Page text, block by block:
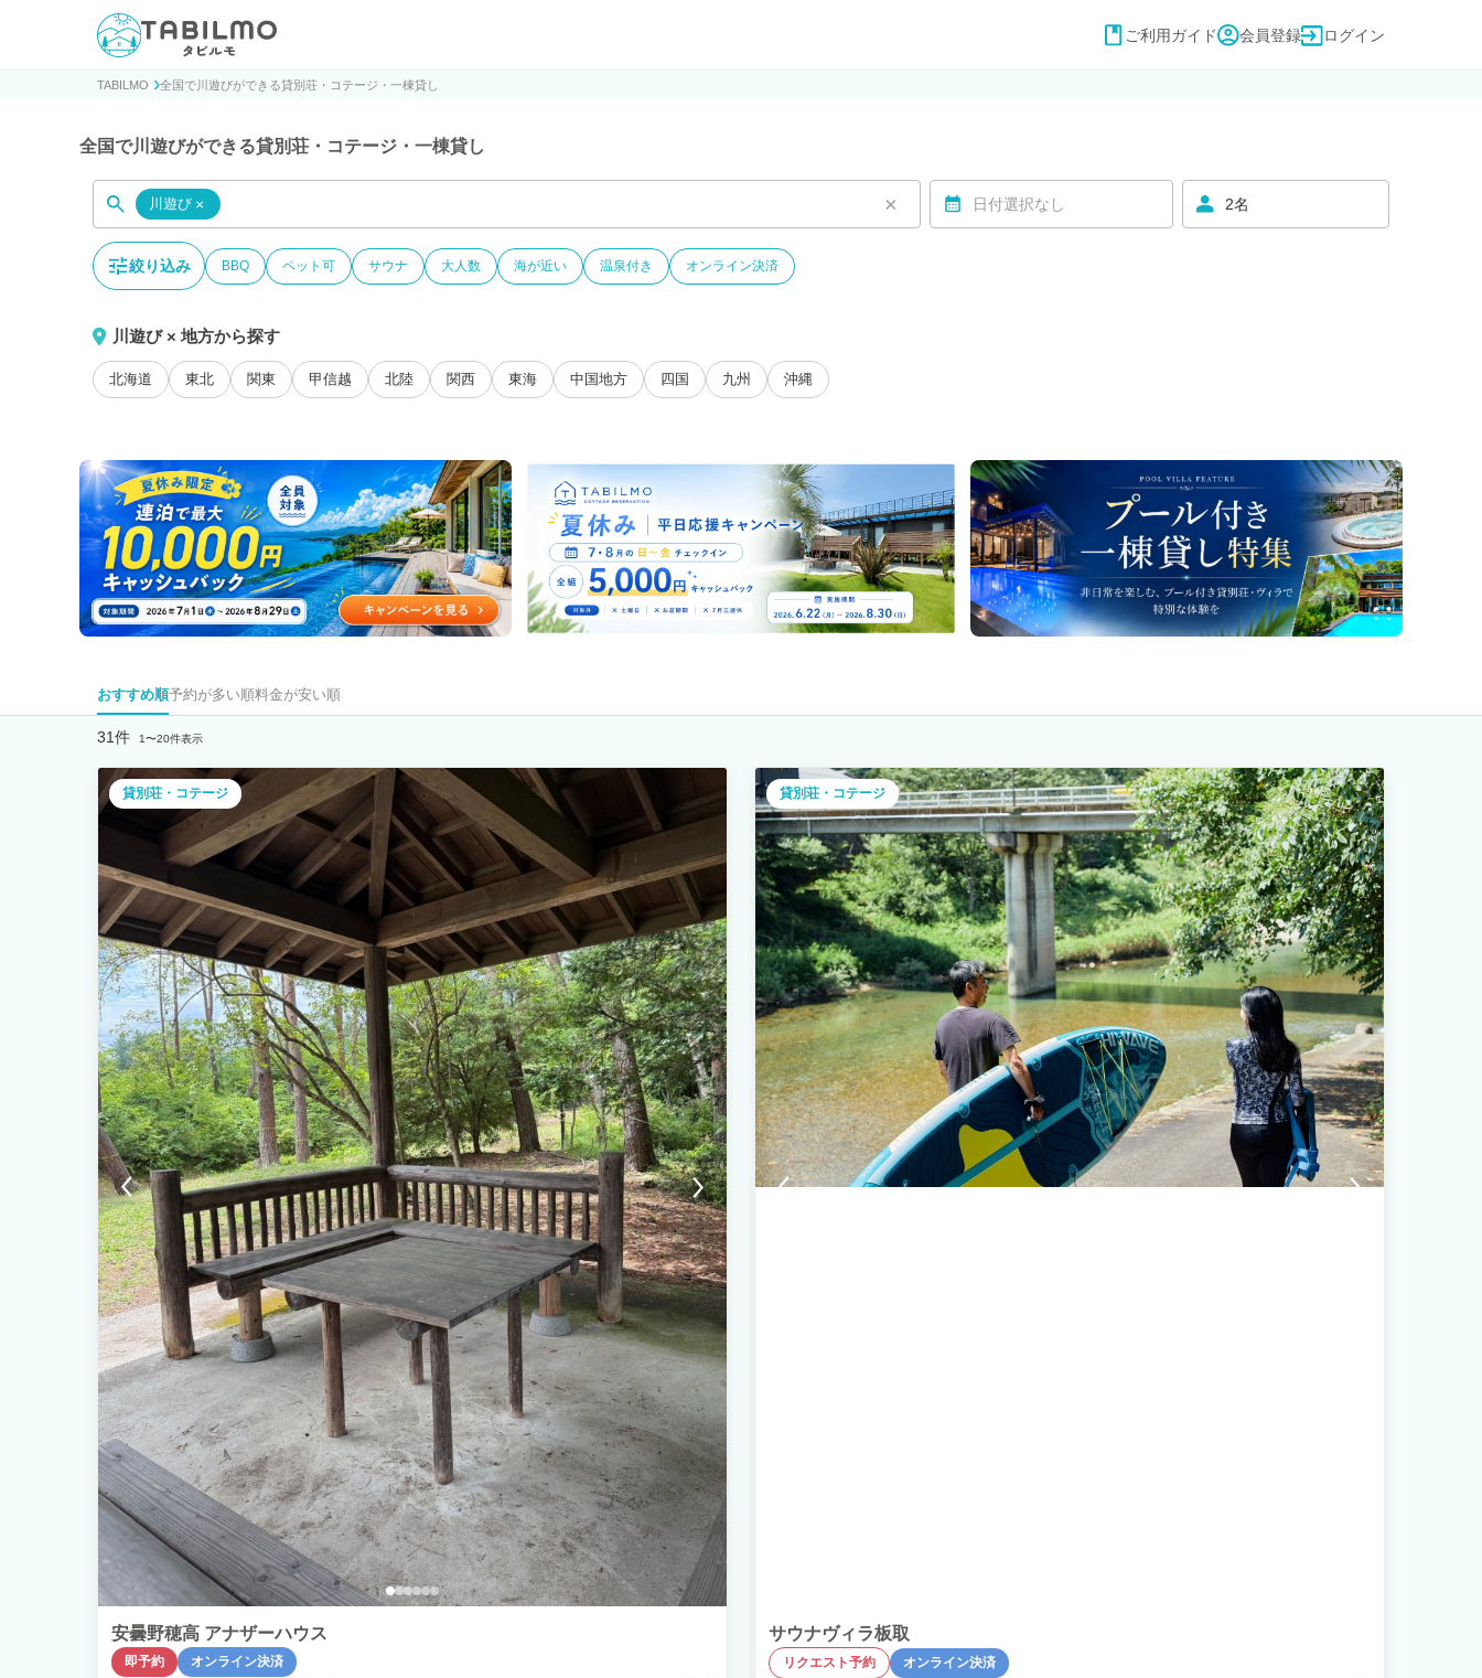
貸別荘コテージ・一棟貸し宿泊予約サイトTABILMO(タビルモ)
ご利用ガイド 会員登録 ログイン
TABILMO 全国で川遊びができる貸別荘・コテージ・一棟貸し
全国で川遊びができる貸別荘・コテージ・一棟貸し
川遊び × × 日付選択なし 2名
絞り込み BBQ ペット可 サウナ 大人数 海が近い 温泉付き オンライン決済
川遊び × 地方から探す
北海道 東北 関東 甲信越 北陸 関西 東海 中国地方 四国 九州 沖縄
おすすめ順予約が多い順料金が安い順
31件 1〜20件表示
貸別荘・コテージ
安曇野穂高 アナザーハウス
即予約
オンライン決済
貸別荘・コテージ
サウナヴィラ板取
リクエスト予約
オンライン決済